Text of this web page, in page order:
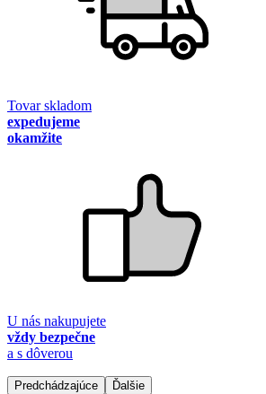
Tovar skladom
expedujeme
okamžite
U nás nakupujete
vždy bezpečne
a s dôverou
Predchádzajúce Ďalšie